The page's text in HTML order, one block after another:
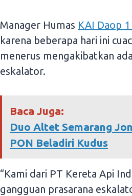
Manager Humas KAI Daop
karena beberapa hari ini
menerus mengakibatkan
eskalator.
Baca Juga:
Duo Altet Semarang
PON Beladiri Kudus
“Kami dari PT Kereta Api
gangguan prasarana